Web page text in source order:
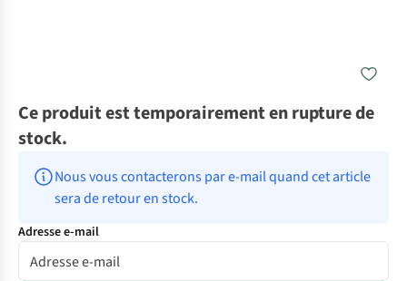
Ce produit est temporairement en rupture de
stock.
Nous vous contacterons par e-mail quand cet article
sera de retour en stock.
Adresse e-mail